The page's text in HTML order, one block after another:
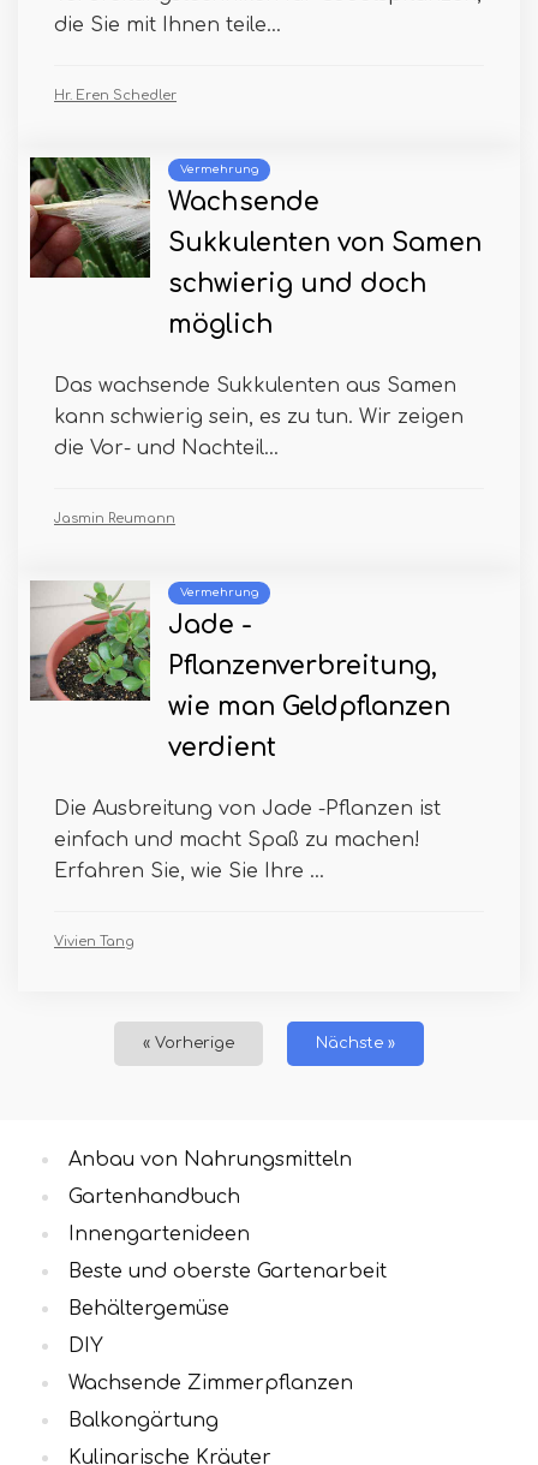
die Sie mit Ihnen teile...
Hr. Eren Schedler
Vermehrung
Wachsende
Sukkulenten von Samen
schwierig und doch
möglich
Das wachsende Sukkulenten aus Samen
kann schwierig sein, es zu tun. Wir zeigen
die Vor- und Nachteil...
Jasmin Reumann
Vermehrung
Jade -
Pflanzenverbreitung,
wie man Geldpflanzen
verdient
Die Ausbreitung von Jade -Pflanzen ist
einfach und macht Spaß zu machen!
Erfahren Sie, wie Sie Ihre ...
Vivien Tang
« Vorherige Nächste »
Anbau von Nahrungsmitteln
Gartenhandbuch
Innengartenideen
Beste und oberste Gartenarbeit
Behältergemüse
DIY
Wachsende Zimmerpflanzen
Balkongärtung
Kulinarische Kräuter